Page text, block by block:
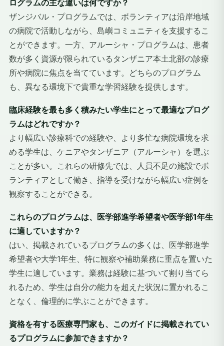
ログラムの主な違いは何ですか？
ザンジバル・プログラムでは、ボランティアは沿岸地域
の病院で活動しながら、島嶼コミュニティを支援するこ
とができます。一方、アルーシャ・プログラムは、患者
数が多く資源が限られているタンザニア本土北部の診療
所や病院に焦点を当てています。どちらのプログラム
も、異なる環境下で貴重な学習経験を提供します。
臨床経験を最も多く積みたい学生にとって最適なプログ
ラムはどれですか？
より幅広い診療科での経験や、より多忙な病院環境を求
める学生は、ケニアやタンザニア（アルーシャ）を選ぶ
ことが多い。これらの研修先では、人員不足の施設でボ
ランティアとして働き、指導を受けながら幅広い症例を
観察することができる。
これらのプログラムは、医学部進学希望者や医学部1年生
に適していますか？
はい、掲載されているプログラムの多くは、医学部進学
希望者や大学1年生、特に観察や補助業務に重点を置いた
学生に適しています。業務は経験に基づいて割り当てら
れるため、学生は自分の能力を超えた状況に置かれるこ
となく、倫理的に学ぶことができます。
資格を有する医療専門家も、このガイドに掲載されてい
るプログラムに参加できますか？